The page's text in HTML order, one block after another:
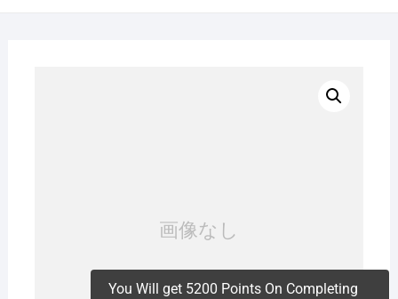
You Will get 5200 Points On Completing